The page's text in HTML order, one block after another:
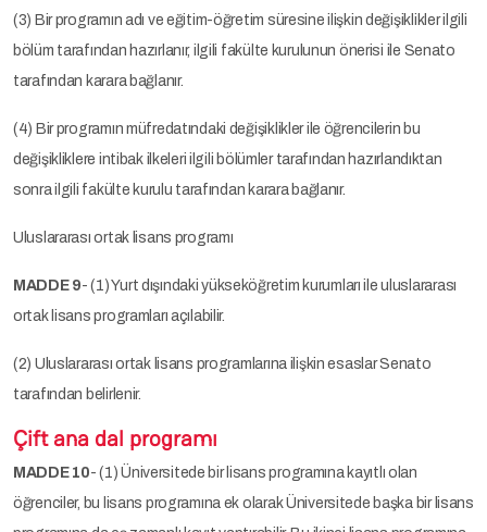
(3) Bir programın adı ve eğitim-öğretim süresine ilişkin değişiklikler ilgili
bölüm tarafından hazırlanır, ilgili fakülte kurulunun önerisi ile Senato
tarafından karara bağlanır.
(4) Bir programın müfredatındaki değişiklikler ile öğrencilerin bu
değişikliklere intibak ilkeleri ilgili bölümler tarafından hazırlandıktan
sonra ilgili fakülte kurulu tarafından karara bağlanır.
Uluslararası ortak lisans programı
MADDE 9- (1) Yurt dışındaki yükseköğretim kurumları ile uluslararası
ortak lisans programları açılabilir.
(2) Uluslararası ortak lisans programlarına ilişkin esaslar Senato
tarafından belirlenir.
Çift ana dal programı
MADDE 10- (1) Üniversitede bir lisans programına kayıtlı olan
öğrenciler, bu lisans programına ek olarak Üniversitede başka bir lisans